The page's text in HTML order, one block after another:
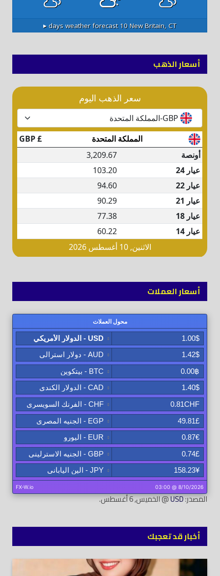
New Britain, CT
أسعار الذهب
أسعار العملات
المصدر:USD@ الخميس, 6 أغسطس.
أخبار قد تعجبك